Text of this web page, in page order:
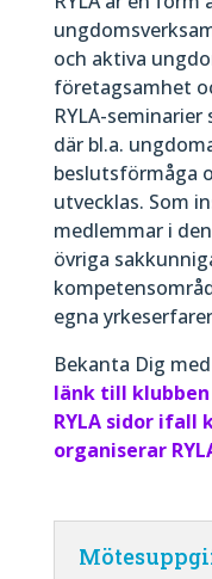
och aktiva
företagsamhet
RYLA-
där bl.a.
beslutsförmåga
utvecklas. Som
medlemmar i
övriga
egna
Bekanta Dig
länk till
RYLA sidor
organiserar